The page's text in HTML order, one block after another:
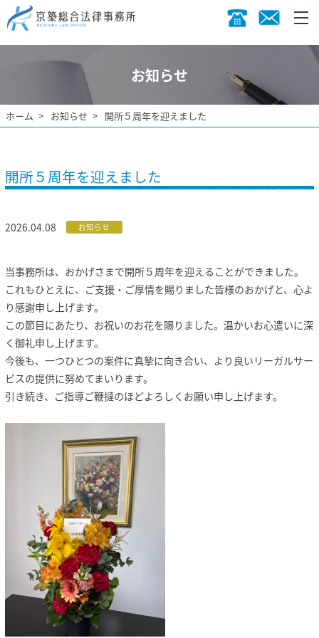
お知らせ
ホーム お知らせ 開所５周年を迎えました
開所５周年を迎えました
2026.04.08 お知らせ
当事務所は、おかげさまで開所５周年を迎えることができました。
これもひとえに、ご支援・ご厚情を賜りました皆様のおかげと、心よ
り感謝申し上げます。
この節目にあたり、お祝いのお花を賜りました。温かいお心遣いに深
く御礼申し上げます。
今後も、一つひとつの案件に真摯に向き合い、より良いリーガルサー
ビスの提供に努めてまいります。
引き続き、ご指導ご鞭撻のほどよろしくお願い申し上げます。